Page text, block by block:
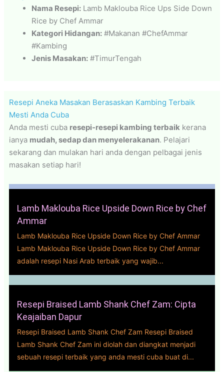
Nama Resepi: Lamb Maklouba Rice Ups Side Down
Rice by Chef Ammar
Kategori Hidangan: #Makanan #ChefAmmar
#Kambing
Jenis Masakan: #TimurTengah
Resepi Aneka Masakan Berasaskan Kambing Terbaik
Mesti Anda Cuba
Anda mesti cuba resepi-resepi kambing terbaik kerana
ianya mudah, sedap dan menyelerakanan. Pelajari
sekarang dan mulakan hari anda dengan pelbagai jenis
masakan setiap hari!
Lamb Maklouba Rice Upside Down Rice by Chef
Ammar
Lamb Maklouba Rice Upside Down Rice by Chef Ammar
Lamb Maklouba Rice Upside Down Rice by Chef Ammar
adalah resepi Nasi Arab terbaik yang wajib...
Resepi Braised Lamb Shank Chef Zam: Cipta
Keajaiban Dapur
Resepi Braised Lamb Shank Chef Zam Resepi Braised
Lamb Shank Chef Zam ini diolah dan diangkat menjadi
sebuah resepi terbaik yang anda mesti cuba buat di...